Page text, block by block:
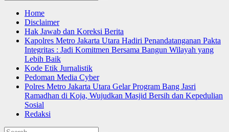
Home
Disclaimer
Hak Jawab dan Koreksi Berita
Kapolres Metro Jakarta Utara Hadiri Penandatanganan Pakta
Integritas : Jadi Komitmen Bersama Bangun Wilayah yang
Lebih Baik
Kode Etik Jurnalistik
Pedoman Media Cyber
Polres Metro Jakarta Utara Gelar Program Bang Jasri
Ramadhan di Koja, Wujudkan Masjid Bersih dan Kepedulian
Sosial
Redaksi